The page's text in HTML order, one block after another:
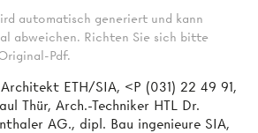
automatisch generiert und kann
abweichen. Richten Sie sich bitte
Pdf.
ETH/SIA, <P (031) 22 49 91,
Thür, Arch.-Techniker HTL Dr.
AG., dipl. Bau­ ingenieure SIA,